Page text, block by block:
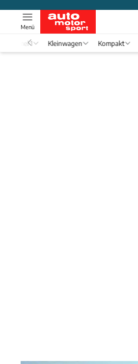
Menü
Formel 1 Kleinwagen Kompakt